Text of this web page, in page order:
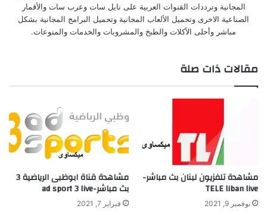
المجانية وترددات القنوات العربية على نايل سات وعرب سات والأقمار
الصناعية الاخرى وتحميل الألعاب المجانية وتحميل البرامج المجانية بشكل
مباشر وأحلى الأكلات والطبخ والمشروبات والخدمات والمنوعات.
مقالات ذات صلة
مشاهدة تلفزيون لبنان بث مباشر-
TELE liban live
نوفمبر 9, 2021
مشاهدة قناة ابوظبى الرياضية 3
بث مباشر-ad sport 3 live
فبراير 7, 2021